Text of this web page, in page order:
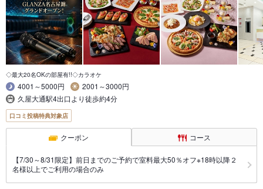
◇最大20名OKの部屋有!!◇カラオケ
4001～5000円
2001～3000円
久屋大通駅4出口より徒歩約4分
口コミ投稿特典対象店
クーポン コース
【7/30～8/31限定】前日までのご予約で室料最大50％オフ※18時以降２
名様以上でご利用の場合のみ